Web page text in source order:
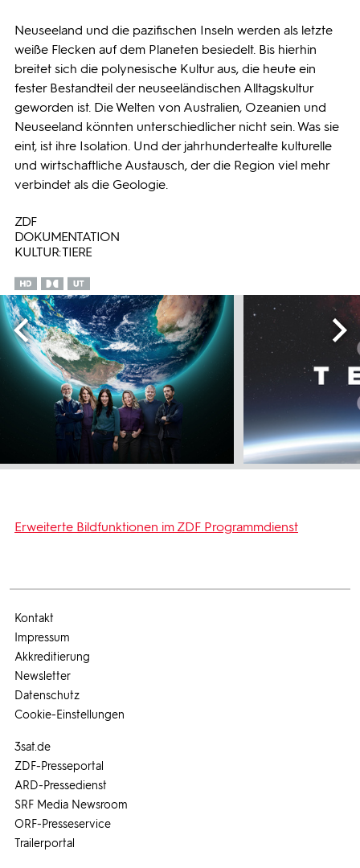
Neuseeland und die pazifischen Inseln werden als letzte
weiße Flecken auf dem Planeten besiedelt. Bis hierhin
breitet sich die polynesische Kultur aus, die heute ein
fester Bestandteil der neuseeländischen Alltagskultur
geworden ist. Die Welten von Australien, Ozeanien und
Neuseeland könnten unterschiedlicher nicht sein. Was sie
eint, ist ihre Isolation. Und der jahrhundertealte kulturelle
und wirtschaftliche Austausch, der die Region viel mehr
verbindet als die Geologie.
ZDF
DOKUMENTATION
KULTUR: TIERE
Erweiterte Bildfunktionen im ZDF Programmdienst
3sat.de
ZDF-Presseportal
ARD-Pressedienst
SRF Media Newsroom
ORF-Presseservice
Trailerportal
Kontakt
Impressum
Akkreditierung
Newsletter
Datenschutz
Cookie-Einstellungen